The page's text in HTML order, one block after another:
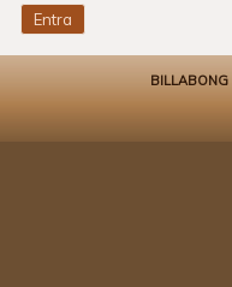
BILLABONG